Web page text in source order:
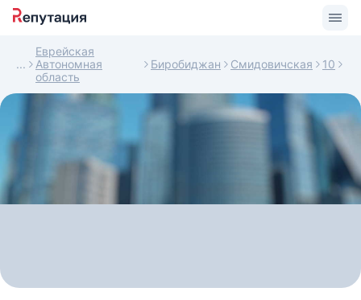
Еврейская
Автономная
область
Биробиджан Смидовичская 10